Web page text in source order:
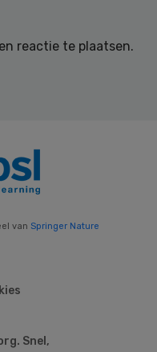
reactie te plaatsen.
van Springer Nature
Snel,